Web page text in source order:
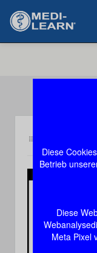
Diese
Betrieb
Diese
Meta Pixel